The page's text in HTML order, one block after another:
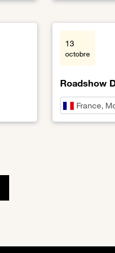
Roadshow
13
octobre
France,
Lien vers